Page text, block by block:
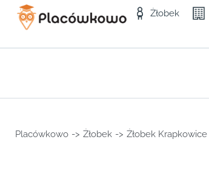
Żłobek
Placówkowo -> Żłobek -> Żłobek Krapkowice